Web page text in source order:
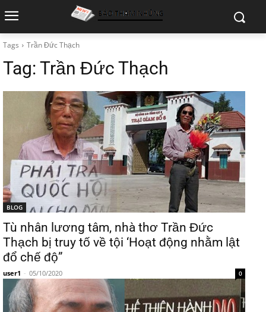
Tags Trần Đức Thạch
Tag: Trần Đức Thạch
BLOG
Tù nhân lương tâm, nhà thơ Trần Đức
Thạch bị truy tố về tội ‘Hoạt động nhằm lật
đổ chế độ”
user1 - 05/10/2020 0